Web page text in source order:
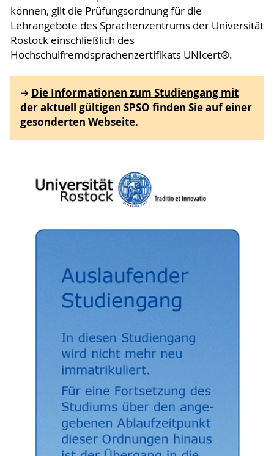
können, gilt die Prüfungsordnung für die
Lehrangebote des Sprachenzentrums der Universität
Rostock einschließlich des
Hochschulfremdsprachenzertifikats UNIcert®.
➜ Die Informationen zum Studiengang mit
der aktuell gültigen SPSO finden Sie auf einer
gesonderten Webseite.